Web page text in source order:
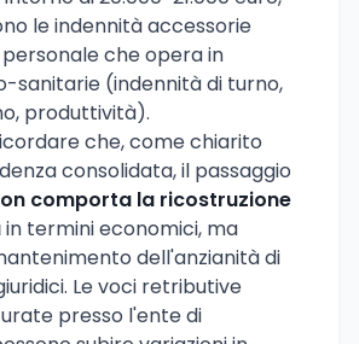
le indennità accessorie
che opera in
sanitarie (indennità di turno,
produttività).
che, come chiarito
consolidata, il passaggio
comporta la ricostruzione
in termini economici, ma
dell'anzianità di
Le voci retributive
presso l'ente di